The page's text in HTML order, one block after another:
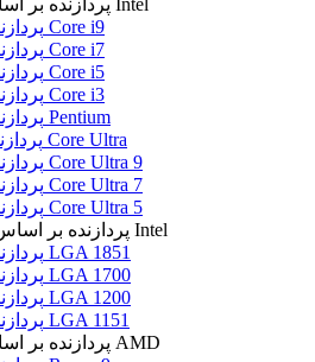
پردازنده بر اساس مدل Intel
پردازنده Core i9
پردازنده Core i7
پردازنده Core i5
پردازنده Core i3
پردازنده Pentium
پردازنده سری Core Ultra
پردازنده Core Ultra 9
پردازنده Core Ultra 7
پردازنده Core Ultra 5
پردازنده بر اساس سوکت Intel
پردازنده LGA 1851
پردازنده LGA 1700
پردازنده LGA 1200
پردازنده LGA 1151
پردازنده بر اساس مدل AMD